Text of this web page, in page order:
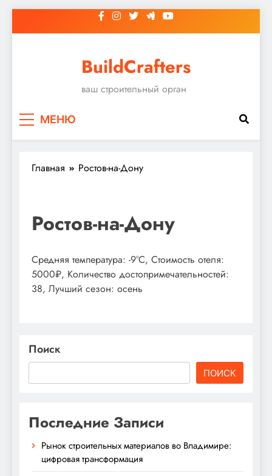
к
BuildCrafters
ваш строительный орган
МЕНЮ
Главная Ростов-на-Дону
Ростов-на-Дону
Средняя температура: -9°C, Стоимость отеля:
5000₽, Количество достопримечательностей:
38, Лучший сезон: осень
Поиск
ПОИСК
Последние Записи
Рынок строительных материалов во Владимире:
цифровая трансформация